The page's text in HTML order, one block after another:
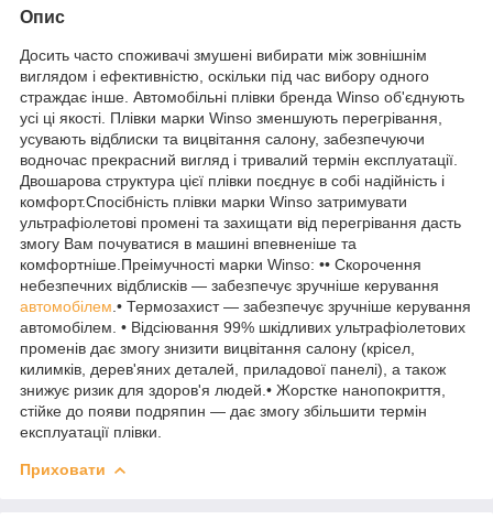
Опис
Досить часто споживачі змушені вибирати між зовнішнім
виглядом і ефективністю, оскільки під час вибору одного
страждає інше. Автомобільні плівки бренда Winso об'єднують
усі ці якості. Плівки марки Winso зменшують перегрівання,
усувають відблиски та вицвітання салону, забезпечуючи
водночас прекрасний вигляд і тривалий термін експлуатації.
Двошарова структура цієї плівки поєднує в собі надійність і
комфорт.Спосібність плівки марки Winso затримувати
ультрафіолетові промені та захищати від перегрівання дасть
змогу Вам почуватися в машині впевненіше та
комфортніше.Преімучності марки Winso: •• Скорочення
небезпечних відблисків — забезпечує зручніше керування
автомобілем .• Термозахист — забезпечує зручніше керування
автомобілем. • Відсіювання 99% шкідливих ультрафіолетових
променів дає змогу знизити вицвітання салону (крісел,
килимків, дерев'яних деталей, приладової панелі), а також
знижує ризик для здоров'я людей.• Жорстке нанопокриття,
стійке до появи подряпин — дає змогу збільшити термін
експлуатації плівки.
Приховати